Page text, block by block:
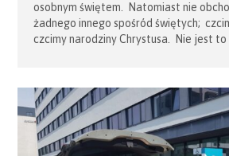
osobnym świętem. Natomiast nie
żadnego innego spośród świętych;
czcimy narodziny Chrystusa. Nie jest to
dokładniej i owocniej. Jan rodzi się z